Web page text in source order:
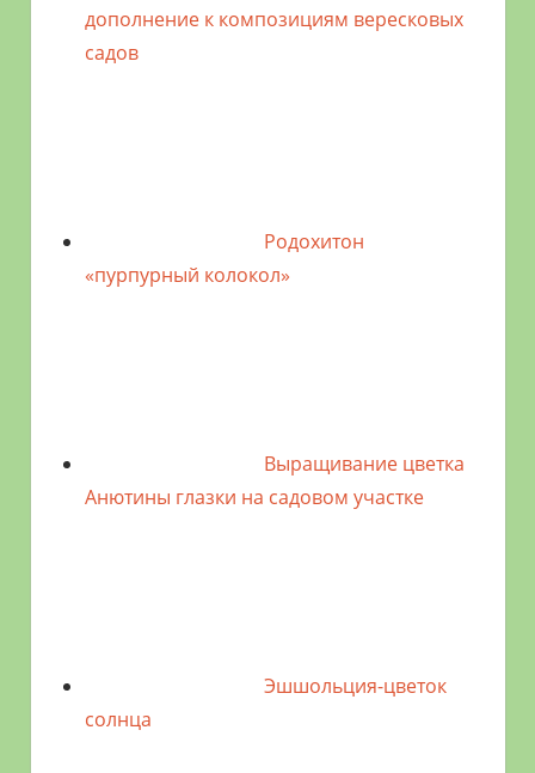
дополнение к композициям вересковых
садов
Родохитон
«пурпурный колокол»
Выращивание цветка
Анютины глазки на садовом участке
Эшшольция-цветок
солнца